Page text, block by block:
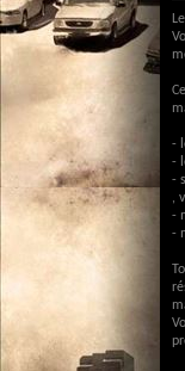
-
-
-
,
-
-